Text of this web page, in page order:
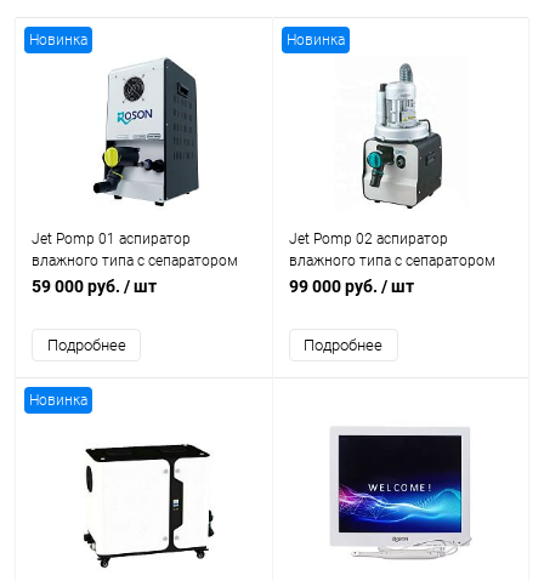
Новинка
Jet Pomp 01 аспиратор
влажного типа с сепаратором
(1-2 установки)
59 000 руб. / шт
Подробнее
Новинка
Jet Pomp 02 аспиратор
влажного типа с сепаратором
(2-3 установки)
99 000 руб. / шт
Подробнее
Новинка